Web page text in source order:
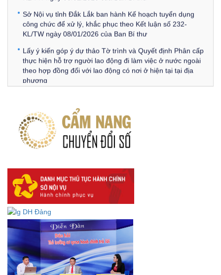
Sở Nội vụ tỉnh Đắk Lắk ban hành Kế hoạch tuyển dụng
công chức để xử lý, khắc phục theo Kết luận số 232-
KL/TW ngày 08/01/2026 của Ban Bí thư
Lấy ý kiến góp ý dự thảo Tờ trình và Quyết định Phân cấp
thực hiện hỗ trợ người lao động đi làm việc ở nước ngoài
theo hợp đồng đối với lao động có nơi ở hiện tại tại địa
phương
địa bàn tỉnh Đắk Lắk theo trình tự, thủ tục rút gọn trong
xây dựng, ban hành văn bản quy phạm pháp luật
Góp ý dự thảo Thông tư quy định nghiệp vụ lưu trữ tài liệu
lưu trữ số:
Lấy ý kiến dự thảo Quyết định quy phạm pháp luật quy
định về thành lập, tổ chức và hoạt động của tổ chức phối
hợp liên ngành
Thông báo về việc tải biểu mẫu báo cáo kết quả 06 năm
thực hiện Nghị quyết số 18-NQ/TW và Nghị quyết số 19-
NQ/TW
Thư chúc mừng của Bộ trưởng Bộ Nội vụ nhân dịp kỷ
niệm 78 năm Ngày thành lập Bộ Nội vụ, Ngày truyền